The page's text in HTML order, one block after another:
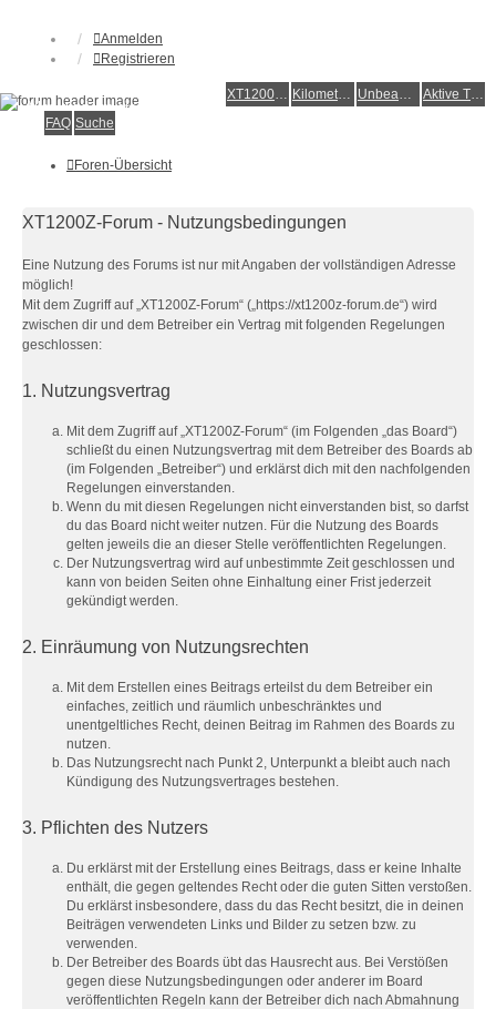
Anmelden
Registrieren
XT1200Z-Wiki Kilometerstatistik Unbeantwortete Themen Aktive Themen
Alles rund um die Yamaha XT1200Z Super Ténéré
FAQ Suche
Foren-Übersicht
XT1200Z-Forum - Nutzungsbedingungen
Eine Nutzung des Forums ist nur mit Angaben der vollständigen Adresse
möglich!
Mit dem Zugriff auf „XT1200Z-Forum“ („https://xt1200z-forum.de“) wird
zwischen dir und dem Betreiber ein Vertrag mit folgenden Regelungen
geschlossen:
1. Nutzungsvertrag
Mit dem Zugriff auf „XT1200Z-Forum“ (im Folgenden „das Board“)
schließt du einen Nutzungsvertrag mit dem Betreiber des Boards ab
(im Folgenden „Betreiber“) und erklärst dich mit den nachfolgenden
Regelungen einverstanden.
Wenn du mit diesen Regelungen nicht einverstanden bist, so darfst
du das Board nicht weiter nutzen. Für die Nutzung des Boards
gelten jeweils die an dieser Stelle veröffentlichten Regelungen.
Der Nutzungsvertrag wird auf unbestimmte Zeit geschlossen und
kann von beiden Seiten ohne Einhaltung einer Frist jederzeit
gekündigt werden.
2. Einräumung von Nutzungsrechten
Mit dem Erstellen eines Beitrags erteilst du dem Betreiber ein
einfaches, zeitlich und räumlich unbeschränktes und
unentgeltliches Recht, deinen Beitrag im Rahmen des Boards zu
nutzen.
Das Nutzungsrecht nach Punkt 2, Unterpunkt a bleibt auch nach
Kündigung des Nutzungsvertrages bestehen.
3. Pflichten des Nutzers
Du erklärst mit der Erstellung eines Beitrags, dass er keine Inhalte
enthält, die gegen geltendes Recht oder die guten Sitten verstoßen.
Du erklärst insbesondere, dass du das Recht besitzt, die in deinen
Beiträgen verwendeten Links und Bilder zu setzen bzw. zu
verwenden.
Der Betreiber des Boards übt das Hausrecht aus. Bei Verstößen
gegen diese Nutzungsbedingungen oder anderer im Board
veröffentlichten Regeln kann der Betreiber dich nach Abmahnung